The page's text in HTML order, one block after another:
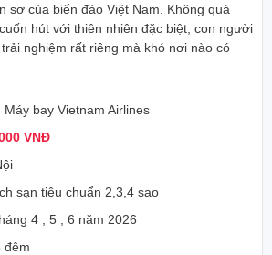
sơ của biển đảo Việt Nam. Không quá
hút với thiên nhiên đặc biệt, con người
nghiệm rất riêng mà khó nơi nào có
Máy bay Vietnam Airlines
VNĐ
sạn tiêu chuẩn 2,3,4 sao
4 , 5 , 6 năm 2026
đêm